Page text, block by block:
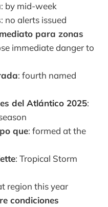
: by mid-week
: no alerts issued
para zonas
immediate danger to
: fourth named
del Atlántico 2025:
que: formed at the
: Tropical Storm
region this year
condiciones